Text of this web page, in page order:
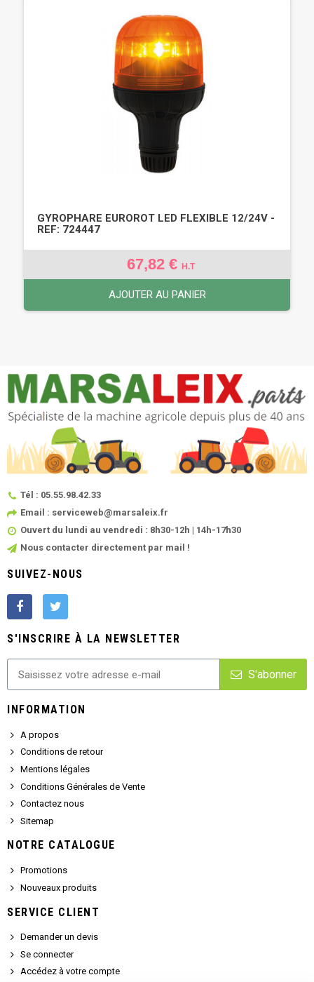
GYROPHARE EUROROT LED FLEXIBLE 12/24V -
REF: 724447
67,82 € H.T
AJOUTER AU PANIER
Tél : 05.55.98.42.33
Email : serviceweb@marsaleix.fr
Ouvert du lundi au vendredi : 8h30-12h | 14h-17h30
Nous contacter directement par mail !
SUIVEZ-NOUS
S'INSCRIRE À LA NEWSLETTER
S'abonner
INFORMATION
A propos
Conditions de retour
Mentions légales
Conditions Générales de Vente
Contactez nous
Sitemap
NOTRE CATALOGUE
Promotions
Nouveaux produits
SERVICE CLIENT
Demander un devis
Se connecter
Accédez à votre compte